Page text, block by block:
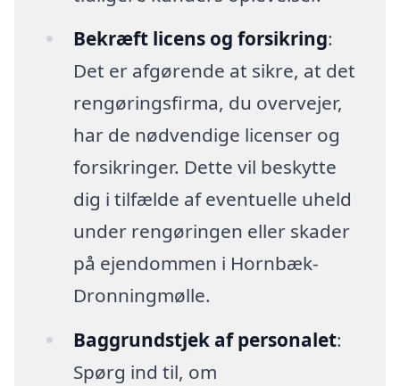
Bekræft licens og forsikring:
Det er afgørende at sikre, at det
rengøringsfirma, du overvejer,
har de nødvendige licenser og
forsikringer. Dette vil beskytte
dig i tilfælde af eventuelle uheld
under rengøringen eller skader
på ejendommen i Hornbæk-
Dronningmølle.
Baggrundstjek af personalet:
Spørg ind til, om